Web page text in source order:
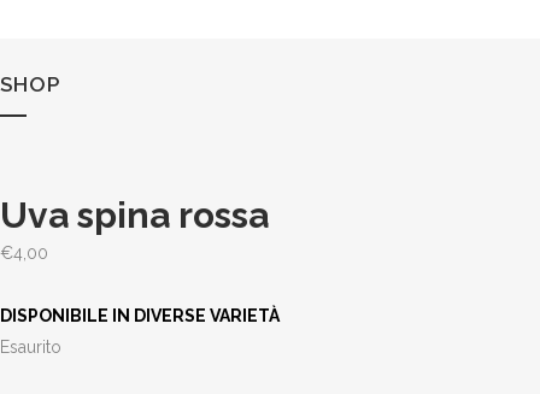
SHOP
Uva spina rossa
€4,00
DISPONIBILE IN DIVERSE VARIETÀ
Esaurito